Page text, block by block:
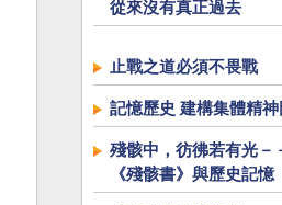
從來沒有真正過去
止戰之道必須不畏戰
記憶歷史 建構集體精神
殘骸中，彷彿若有光－
《殘骸書》與歷史記憶